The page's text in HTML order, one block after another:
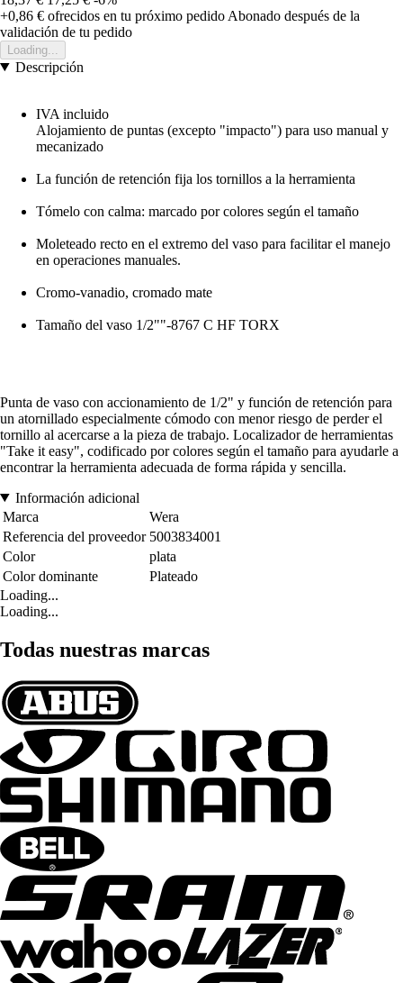
+0,86 € ofrecidos en tu próximo pedido Abonado después de la
validación de tu pedido
Loading...
Descripción
IVA incluido
Alojamiento de puntas (excepto "impacto") para uso manual y
mecanizado
La función de retención fija los tornillos a la herramienta
Tómelo con calma: marcado por colores según el tamaño
Moleteado recto en el extremo del vaso para facilitar el manejo
en operaciones manuales.
Cromo-vanadio, cromado mate
Tamaño del vaso 1/2""-8767 C HF TORX
Punta de vaso con accionamiento de 1/2" y función de retención para
un atornillado especialmente cómodo con menor riesgo de perder el
tornillo al acercarse a la pieza de trabajo. Localizador de herramientas
"Take it easy", codificado por colores según el tamaño para ayudarle a
encontrar la herramienta adecuada de forma rápida y sencilla.
Información adicional
Marca
Wera
Referencia del proveedor 5003834001
Color
plata
Color dominante
Plateado
Loading...
Loading...
Todas nuestras marcas